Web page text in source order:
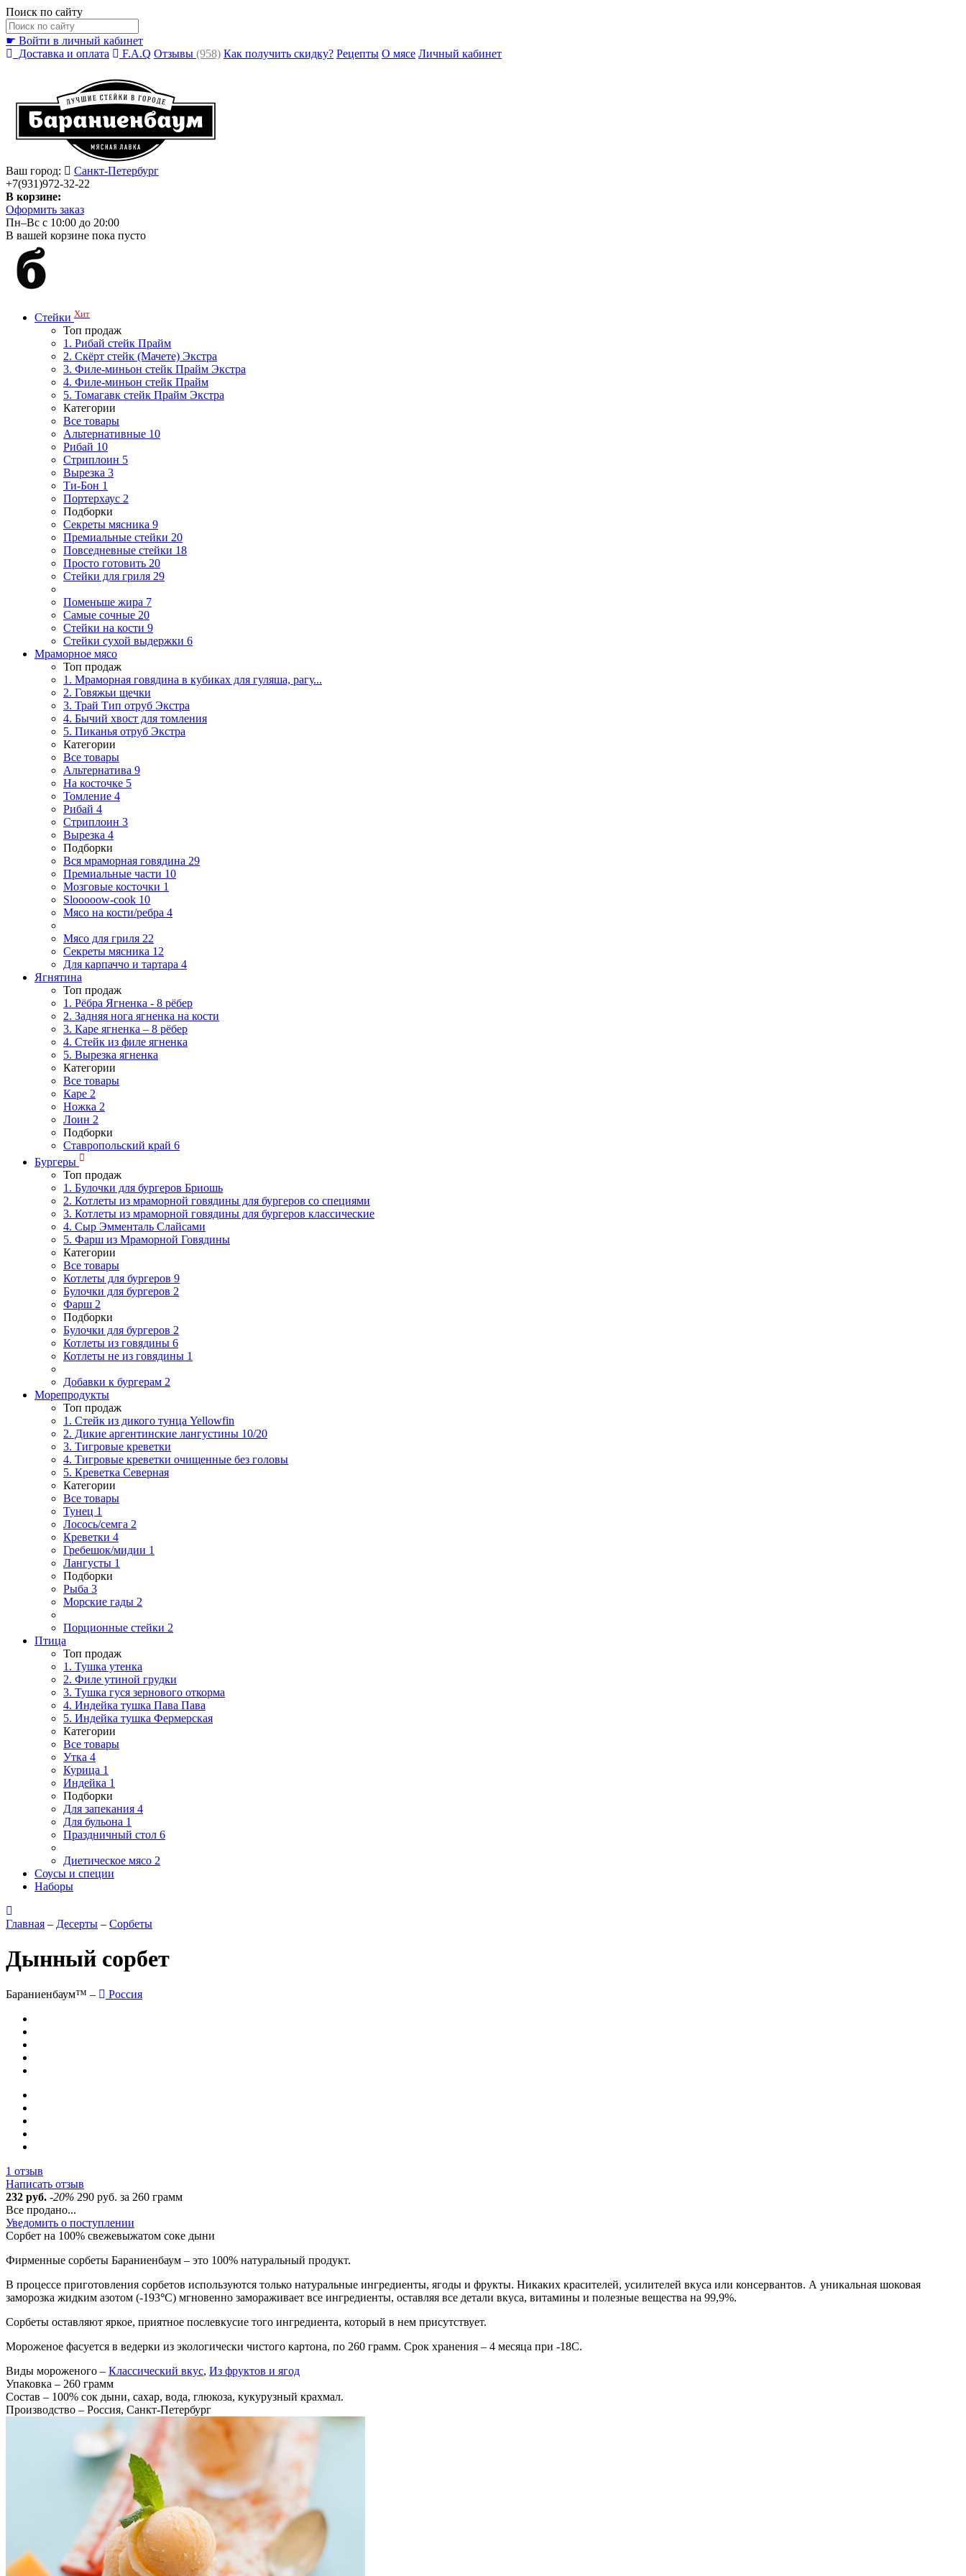
Поиск по сайту
☛ Войти в личный кабинет
Доставка и оплата
F.A.Q Отзывы (958) Как получить скидку? Рецепты О мясе Личный кабинет
Ваш город:
Санкт-Петербург
+7(931)972-32-22
В корзине:
Оформить заказ
Пн–Вс с 10:00 до 20:00
В вашей корзине пока пусто
Стейки Хит
Топ продаж
1. Рибай cтейк Прайм
2. Скёрт стейк (Мачете) Экстра
3. Филе-миньон стейк Прайм Экстра
4. Филе-миньон стейк Прайм
5. Томагавк стейк Прайм Экстра
Категории
Все товары
Альтернативные 10
Рибай 10
Стриплоин 5
Вырезка 3
Ти-Бон 1
Портерхаус 2
Подборки
Секреты мясника 9
Премиальные стейки 20
Повседневные стейки 18
Просто готовить 20
Стейки для гриля 29
Поменьше жира 7
Самые сочные 20
Стейки на кости 9
Стейки сухой выдержки 6
Мраморное мясо
Топ продаж
1. Мраморная говядина в кубиках для гуляша, рагу...
2. Говяжьи щечки
3. Трай Тип отруб Экстра
4. Бычий хвост для томления
5. Пиканья отруб Экстра
Категории
Все товары
Альтернатива 9
На косточке 5
Томление 4
Рибай 4
Стриплоин 3
Вырезка 4
Подборки
Вся мраморная говядина 29
Премиальные части 10
Мозговые косточки 1
Slooooow-cook 10
Мясо на кости/ребра 4
Мясо для гриля 22
Секреты мясника 12
Для карпаччо и тартара 4
Ягнятина
Топ продаж
1. Рёбра Ягненка - 8 рёбер
2. Задняя нога ягненка на кости
3. Каре ягненка – 8 рёбер
4. Стейк из филе ягненка
5. Вырезка ягненка
Категории
Все товары
Каре 2
Ножка 2
Лоин 2
Подборки
Ставропольский край 6
Бургеры
Топ продаж
1. Булочки для бургеров Бриошь
2. Котлеты из мраморной говядины для бургеров со специями
3. Котлеты из мраморной говядины для бургеров классические
4. Сыр Эмменталь Слайсами
5. Фарш из Мраморной Говядины
Категории
Все товары
Котлеты для бургеров 9
Булочки для бургеров 2
Фарш 2
Подборки
Булочки для бургеров 2
Котлеты из говядины 6
Котлеты не из говядины 1
Добавки к бургерам 2
Морепродукты
Топ продаж
1. Стейк из дикого тунца Yellowfin
2. Дикие аргентинские лангустины 10/20
3. Тигровые креветки
4. Тигровые креветки очищенные без головы
5. Креветка Cеверная
Категории
Все товары
Тунец 1
Лосось/семга 2
Креветки 4
Гребешок/мидии 1
Лангусты 1
Подборки
Рыба 3
Морские гады 2
Порционные стейки 2
Птица
Топ продаж
1. Тушка утенка
2. Филе утиной грудки
3. Тушка гуся зернового откорма
4. Индейка тушка Пава Пава
5. Индейка тушка Фермерская
Категории
Все товары
Утка 4
Курица 1
Индейка 1
Подборки
Для запекания 4
Для бульона 1
Праздничный стол 6
Диетическое мясо 2
Соусы и специи
Наборы
Главная – Десерты – Сорбеты
Дынный сорбет
Бараниенбаум™ – Россия
1 отзыв
Написать отзыв
232 руб. -20% 290 руб. за 260 грамм
Все продано...
Уведомить о поступлении
Сорбет на 100% свежевыжатом соке дыни
Фирменные сорбеты Бараниенбаум – это 100% натуральный продукт.
В процессе приготовления сорбетов используются только натуральные ингредиенты, ягоды и фрукты. Никаких красителей, усилителей вкуса или консервантов. А уникальная шоковая
заморозка жидким азотом (-193°C) мгновенно замораживает все ингредиенты, оставляя все детали вкуса, витамины и полезные вещества на 99,9%.
Сорбеты оставляют яркое, приятное послевкусие того ингредиента, который в нем присутствует.
Мороженое фасуется в ведерки из экологически чистого картона, по 260 грамм. Срок хранения – 4 месяца при -18С.
Виды мороженого – Классический вкус, Из фруктов и ягод
Упаковка – 260 грамм
Состав – 100% сок дыни, сахар, вода, глюкоза, кукурузный крахмал.
Производство – Россия, Санкт-Петербург